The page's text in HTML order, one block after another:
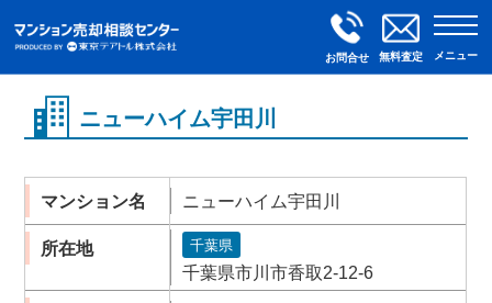
お問合せ 無料査定 メニュー
ニューハイム宇田川
マンション名 ニューハイム宇田川
所在地 千葉県
千葉県市川市香取2-12-6